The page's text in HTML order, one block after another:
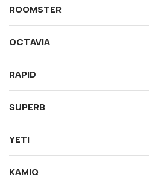
ROOMSTER
OCTAVIA
RAPID
SUPERB
YETI
KAMIQ